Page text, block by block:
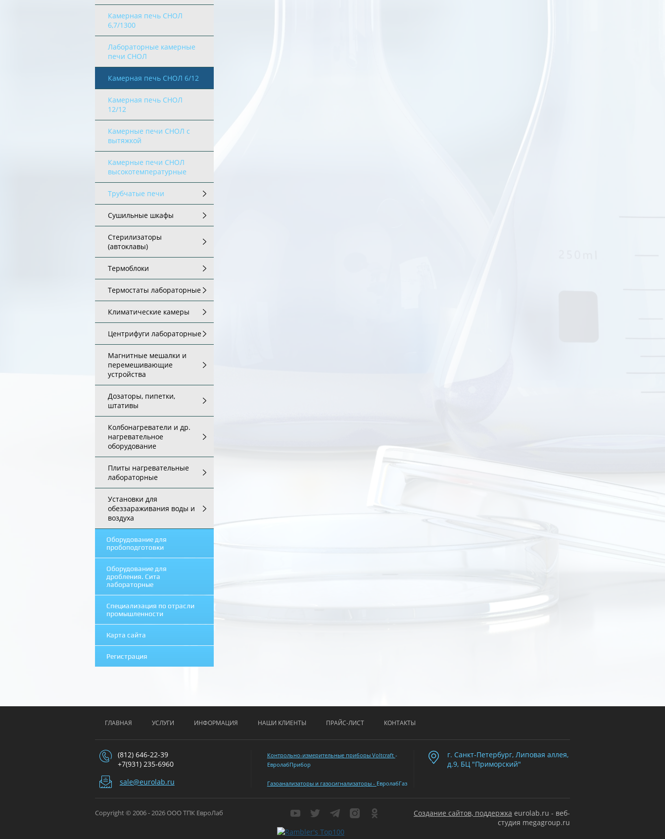
Камерная печь СНОЛ
6,7/1300
Лабораторные камерные
печи СНОЛ
Камерная печь СНОЛ 6/12
Камерная печь СНОЛ
12/12
Камерные печи СНОЛ с
вытяжкой
Камерные печи СНОЛ
высокотемпературные
Трубчатые печи
Сушильные шкафы
Стерилизаторы
(автоклавы)
Термоблоки
Термостаты лабораторные
Климатические камеры
Центрифуги лабораторные
Магнитные мешалки и
перемешивающие
устройства
Дозаторы, пипетки,
штативы
Колбонагреватели и др.
нагревательное
оборудование
Плиты нагревательные
лабораторные
Установки для
обеззараживания воды и
воздуха
Оборудование для
пробоподготовки
Оборудование для
дробления. Сита
лабораторные
Специализация по отрасли
промышленности
Карта сайта
Регистрация
ГЛАВНАЯ УСЛУГИ ИНФОРМАЦИЯ НАШИ КЛИЕНТЫ ПРАЙС-ЛИСТ КОНТАКТЫ
(812) 646-22-39
+7(931) 235-6960
sale@eurolab.ru
Контрольно-измерительные приборы Voltcraft -
ЕвролабПрибор
Газоанализаторы и газосигнализаторы - ЕвролабГаз
г. Санкт-Петербург, Липовая аллея,
д.9, БЦ "Приморский"
Copyright © 2006 - 2026 ООО ТПК ЕвроЛаб Создание сайтов, поддержка eurolab.ru - веб-
студия megagroup.ru